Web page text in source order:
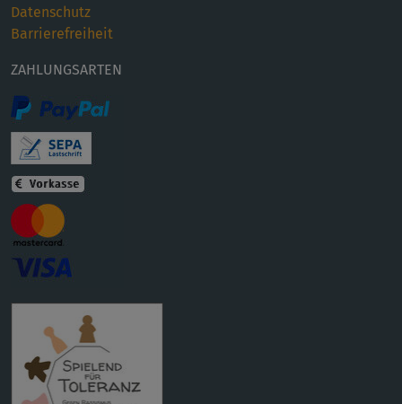
Datenschutz
Barrierefreiheit
ZAHLUNGSARTEN